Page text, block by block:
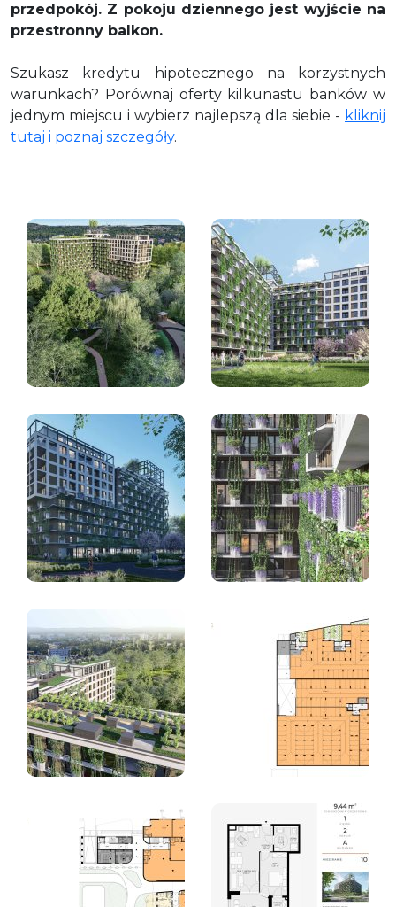
przedpokój. Z pokoju dziennego jest wyjście na
przestronny balkon.
Szukasz kredytu hipotecznego na korzystnych
warunkach? Porównaj oferty kilkunastu banków w
jednym miejscu i wybierz najlepszą dla siebie - kliknij
tutaj i poznaj szczegóły.